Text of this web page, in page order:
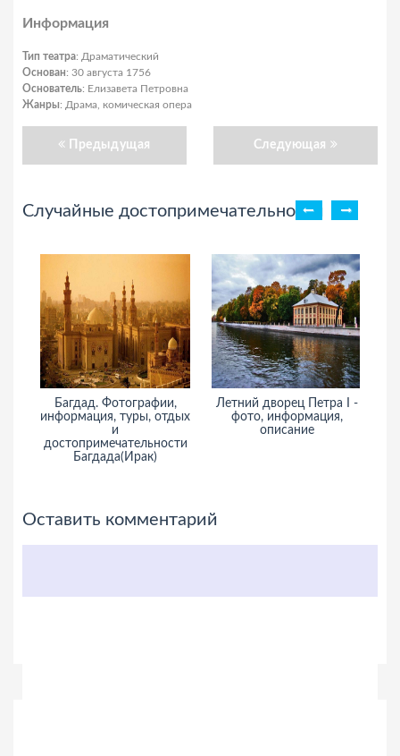
Информация
Тип театра: Драматический
Основан: 30 августа 1756
Основатель: Елизавета Петровна
Жанры: Драма, комическая опера
Предыдущая Следующая
Случайные достопримечательности
Багдад. Фотографии,
информация, туры, отдых
и
достопримечательности
Багдада(Ирак)
Летний дворец Петра I -
фото, информация,
описание
Оставить комментарий